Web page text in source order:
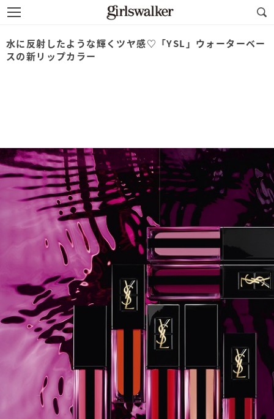
水に反射したような輝くツヤ感♡「YSL」ウォーターベー
スの新リップカラー